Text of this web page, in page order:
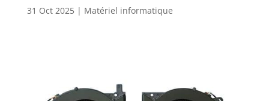
31 Oct 2025| Matériel informatique